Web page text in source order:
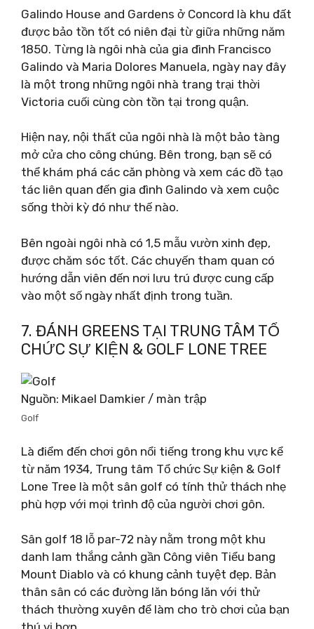
Galindo House and Gardens ở Concord là khu đất
được bảo tồn tốt có niên đại từ giữa những năm
1850. Từng là ngôi nhà của gia đình Francisco
Galindo và Maria Dolores Manuela, ngày nay đây
là một trong những ngôi nhà trang trại thời
Victoria cuối cùng còn tồn tại trong quận.
Hiện nay, nội thất của ngôi nhà là một bảo tàng
mở cửa cho công chúng. Bên trong, bạn sẽ có
thể khám phá các căn phòng và xem các đồ tạo
tác liên quan đến gia đình Galindo và xem cuộc
sống thời kỳ đó như thế nào.
Bên ngoài ngôi nhà có 1,5 mẫu vườn xinh đẹp,
được chăm sóc tốt. Các chuyến tham quan có
hướng dẫn viên đến nơi lưu trú được cung cấp
vào một số ngày nhất định trong tuần.
7. ĐÁNH GREENS TẠI TRUNG TÂM TỔ
CHỨC SỰ KIỆN & GOLF LONE TREE
Nguồn: Mikael Damkier / màn trập
Golf
Là điểm đến chơi gôn nổi tiếng trong khu vực kể
từ năm 1934, Trung tâm Tổ chức Sự kiện & Golf
Lone Tree là một sân golf có tính thử thách nhẹ
phù hợp với mọi trình độ của người chơi gôn.
Sân golf 18 lỗ par-72 này nằm trong một khu
danh lam thắng cảnh gần Công viên Tiểu bang
Mount Diablo và có khung cảnh tuyệt đẹp. Bản
thân sân có các đường lăn bóng lăn với thử
thách thường xuyên để làm cho trò chơi của bạn